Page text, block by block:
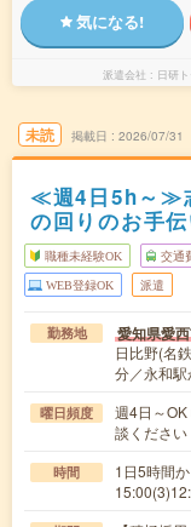
気になる!
派遣会社 日研
未読 掲載日 2026/07/31
≪週4日5h～≫
の回りのお手
職種未経験OK 交通
WEB登録OK 派遣
勤務地 愛知県愛
日比野(名
分／永和
曜日頻度
週4日～
談ください
時間
1日5時間